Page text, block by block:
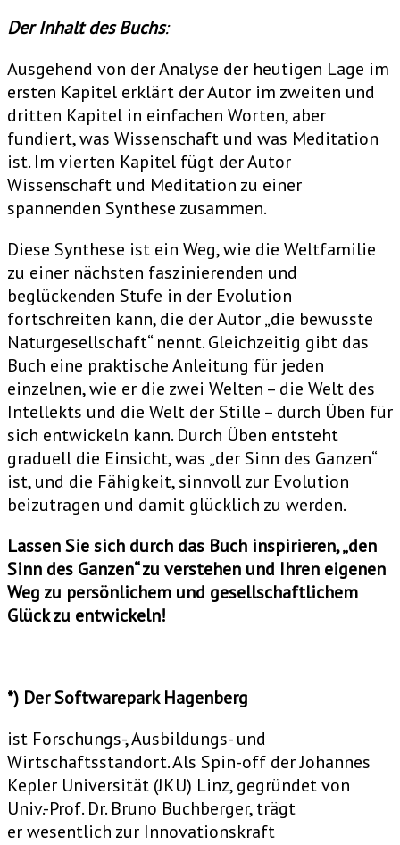
Der Inhalt des Buchs:
Ausgehend von der Analyse der heutigen Lage im
ersten Kapitel erklärt der Autor im zweiten und
dritten Kapitel in einfachen Worten, aber
fundiert, was Wissenschaft und was Meditation
ist. Im vierten Kapitel fügt der Autor
Wissenschaft und Meditation zu einer
spannenden Synthese zusammen.
Diese Synthese ist ein Weg, wie die Weltfamilie
zu einer nächsten faszinierenden und
beglückenden Stufe in der Evolution
fortschreiten kann, die der Autor „die bewusste
Naturgesellschaft“ nennt. Gleichzeitig gibt das
Buch eine praktische Anleitung für jeden
einzelnen, wie er die zwei Welten – die Welt des
Intellekts und die Welt der Stille – durch Üben für
sich entwickeln kann. Durch Üben entsteht
graduell die Einsicht, was „der Sinn des Ganzen“
ist, und die Fähigkeit, sinnvoll zur Evolution
beizutragen und damit glücklich zu werden.
Lassen Sie sich durch das Buch inspirieren, „den
Sinn des Ganzen“ zu verstehen und Ihren eigenen
Weg zu persönlichem und gesellschaftlichem
Glück zu entwickeln!
*) Der Softwarepark Hagenberg
ist Forschungs-, Ausbildungs- und
Wirtschaftsstandort. Als Spin-off der Johannes
Kepler Universität (JKU) Linz, gegründet von
Univ.-Prof. Dr. Bruno Buchberger, trägt
er wesentlich zur Innovationskraft